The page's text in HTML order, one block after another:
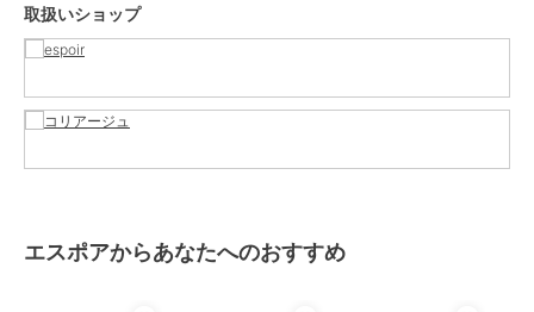
取扱いショップ
エスポアからあなたへのおすすめ